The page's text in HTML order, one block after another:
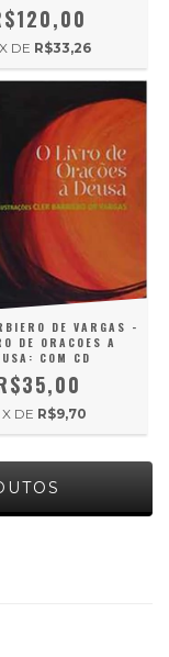
X DE R$33,26
DE VARGAS -
DE ORACOES A
COM CD
X DE R$9,70